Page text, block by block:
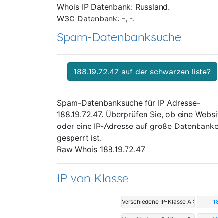
Whois IP Datenbank: Russland.
W3C Datenbank: -, -.
Spam-Datenbanksuche
188.19.72.47 auf der schwarzen liste?
Spam-Datenbanksuche für IP Adresse-
188.19.72.47. Überprüfen Sie, ob eine
oder eine IP-Adresse auf große
gesperrt ist.
Raw Whois 188.19.72.47
IP von Klasse
Verschiedene IP-Klasse A :